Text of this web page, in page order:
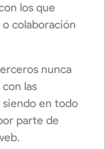
los que
colaboración
nunca
las
en todo
parte de